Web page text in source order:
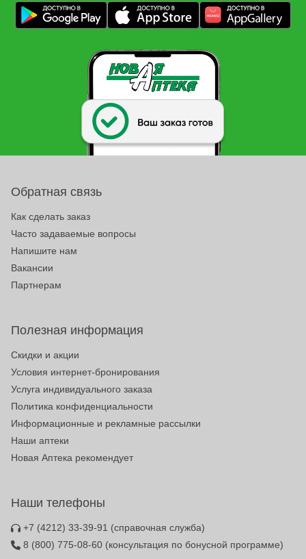
Обратная связь
Как сделать заказ
Часто задаваемые вопросы
Напишите нам
Вакансии
Партнерам
Полезная информация
Скидки и акции
Условия интернет-бронирования
Услуга индивидуального заказа
Политика конфиденциальности
Информационные и рекламные рассылки
Наши аптеки
Новая Аптека рекомендует
Наши телефоны
+7 (4212) 33-39-91 (справочная служба)
8 (800) 775-08-60 (консультация по бонусной программе)